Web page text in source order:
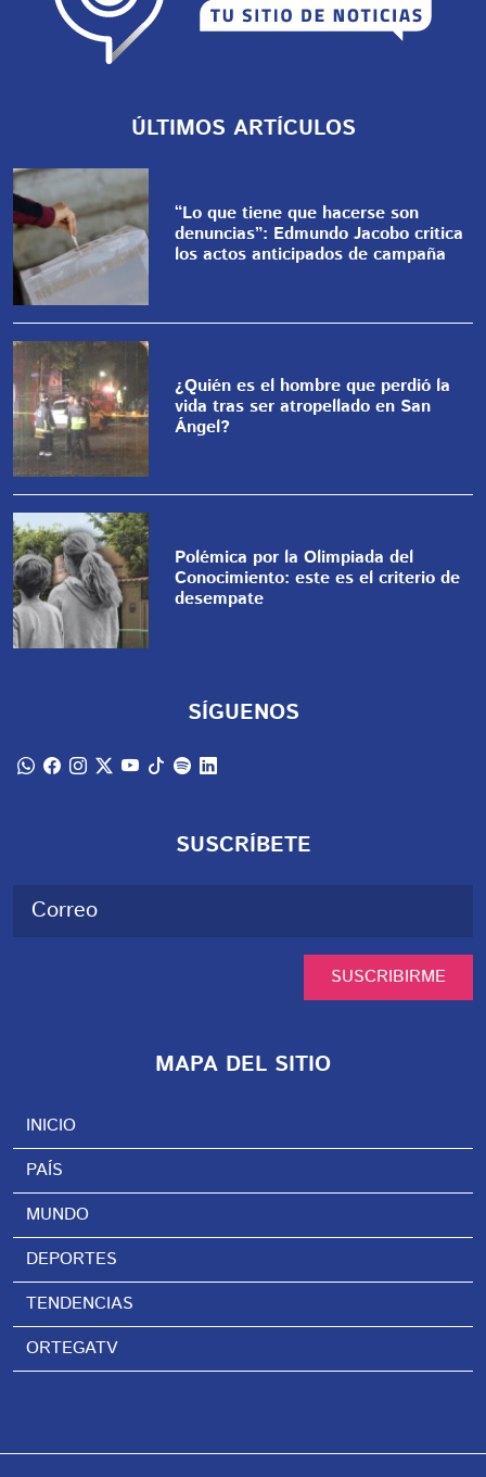
ÚLTIMOS ARTÍCULOS
“Lo que tiene que hacerse son
denuncias”: Edmundo Jacobo critica
los actos anticipados de campaña
¿Quién es el hombre que perdió la
vida tras ser atropellado en San
Ángel?
Polémica por la Olimpiada del
Conocimiento: este es el criterio de
desempate
SÍGUENOS
SUSCRÍBETE
SUSCRIBIRME
MAPA DEL SITIO
INICIO
PAÍS
MUNDO
DEPORTES
TENDENCIAS
ORTEGATV